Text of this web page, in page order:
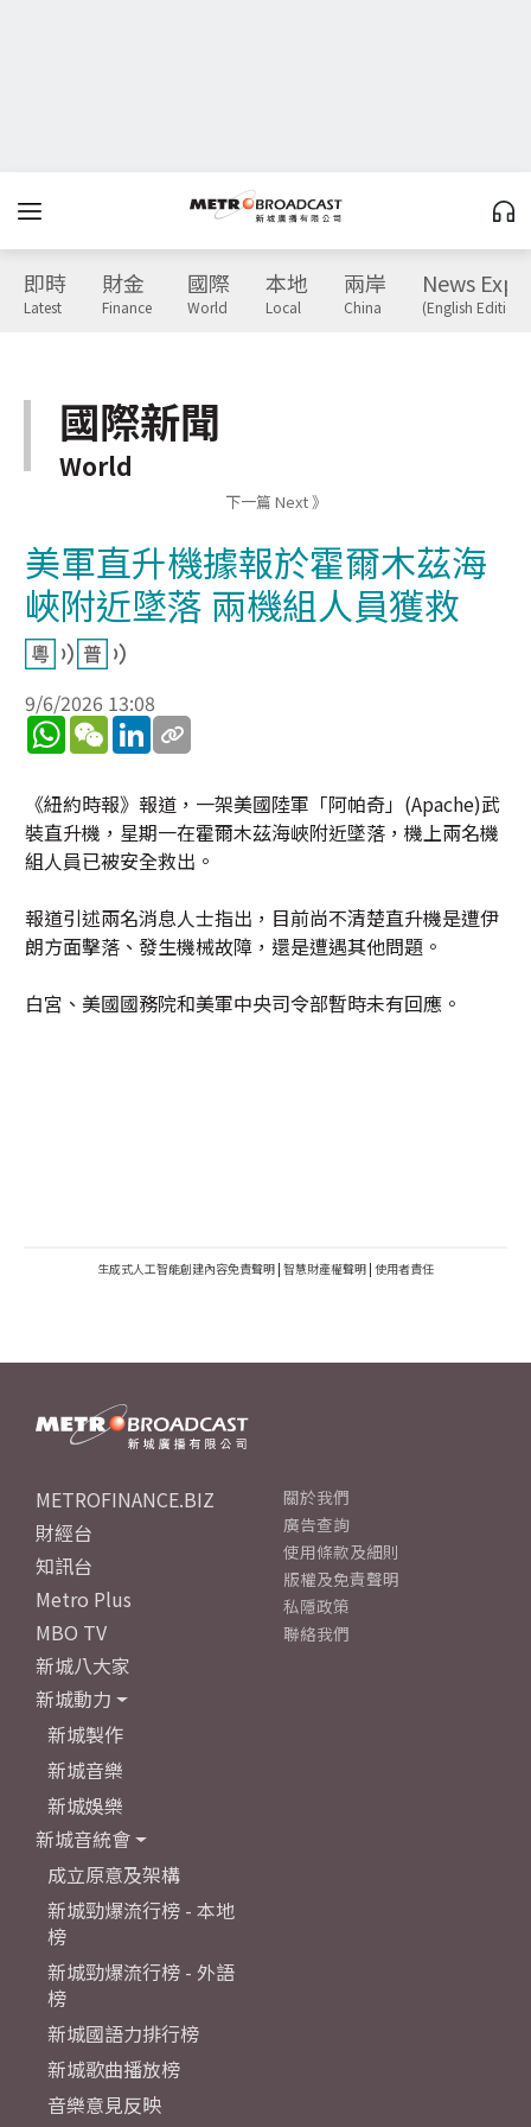
即時
Latest
財金
Finance
國際
World
本地
Local
兩岸
China
News
(English Edition)
國際新聞
World
下一篇 Next 》
美軍直升機據報於霍爾木茲海
峽附近墜落 兩機組人員獲救
9/6/2026 13:08
WhatsApp
WeChatLinkedIn
《紐約時報》報道，一架美國陸軍「阿帕奇」(Apache)武
裝直升機，星期一在霍爾木茲海峽附近墜落，機上兩名機
組人員已被安全救出。
報道引述兩名消息人士指出，目前尚不清楚直升機是遭伊
朗方面擊落、發生機械故障，還是遭遇其他問題。
白宮、美國國務院和美軍中央司令部暫時未有回應。
生成式人工智能創建內容免責聲明 | 智慧財產權聲明 | 使用者責任
METROFINANCE.BIZ
財經台
知訊台
Metro Plus
MBO TV
新城八大家
新城動力
新城製作
新城音樂
新城娛樂
新城音統會
成立原意及架構
新城勁爆流行榜 - 本地
榜
新城勁爆流行榜 - 外語
榜
新城國語力排行榜
新城歌曲播放榜
音樂意見反映
關於我們
廣告查詢
使用條款及細則
版權及免責聲明
私隱政策
聯絡我們